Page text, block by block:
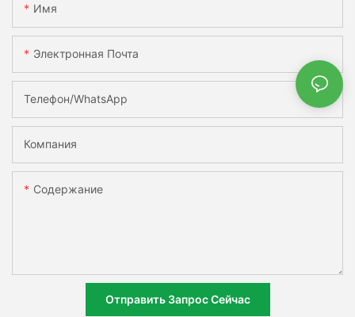
Имя
Электронная Почта
Телефон/WhatsApp
Компания
Содержание
Отправить Запрос Сейчас